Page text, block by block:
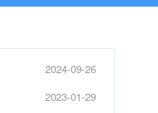
2024-09-26
2023-01-29